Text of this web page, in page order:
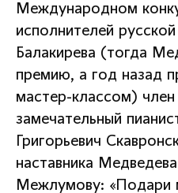
Международном
исполнителей
Балакирева (тогда
премию, а год назад
мастер-классом)
замечательный
Григорьевич
наставника
Межлумову: «Подари